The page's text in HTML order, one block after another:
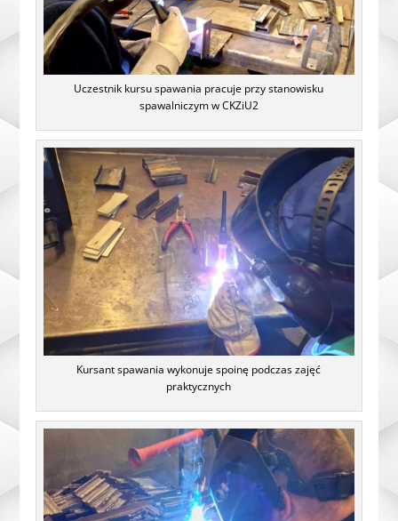
Uczestnik kursu spawania pracuje przy stanowisku
spawalniczym w CKZiU2
Kursant spawania wykonuje spoinę podczas zajęć
praktycznych